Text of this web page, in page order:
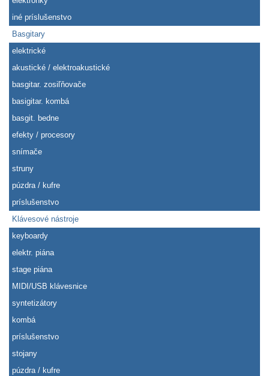
iné príslušenstvo
Basgitary
elektrické
akustické / elektroakustické
basgitar. zosiľňovače
basigitar. kombá
basgit. bedne
efekty / procesory
snímače
struny
púzdra / kufre
príslušenstvo
Klávesové nástroje
keyboardy
elektr. piána
stage piána
MIDI/USB klávesnice
syntetizátory
kombá
príslušenstvo
stojany
púzdra / kufre